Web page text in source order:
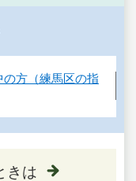
方（練馬区の指
きは